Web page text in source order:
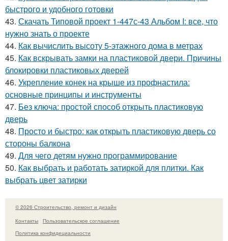
быстрого и удобного готовки
43. Скачать Типовой проект 1-447с-43 Альбом I: все, что
нужно знать о проекте
44. Как вычислить высоту 5-этажного дома в метрах
45. Как вскрывать замки на пластиковой двери. Причины
блокировки пластиковых дверей
46. Укрепление конек на крыше из профнастила:
основные принципы и инструменты
47. Без ключа: простой способ открыть пластиковую
дверь
48. Просто и быстро: как открыть пластиковую дверь со
стороны балкона
49. Для чего детям нужно программирование
50. Как выбрать и работать затиркой для плитки. Как
выбрать цвет затирки
© 2026 Строительство, ремонт и дизайн
Контакты
Пользовательское соглашение
Политика конфидециальности